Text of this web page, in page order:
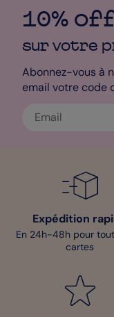
carte, optez pour
rendu encore plus
part Mariage ?
nous expédierons
seront livrées dans
donne désormais
Bénédicte - Pop
10%
sur votre
Abonnez-vous à
email votre code
Expédition
En 24h-48h pour
cartes